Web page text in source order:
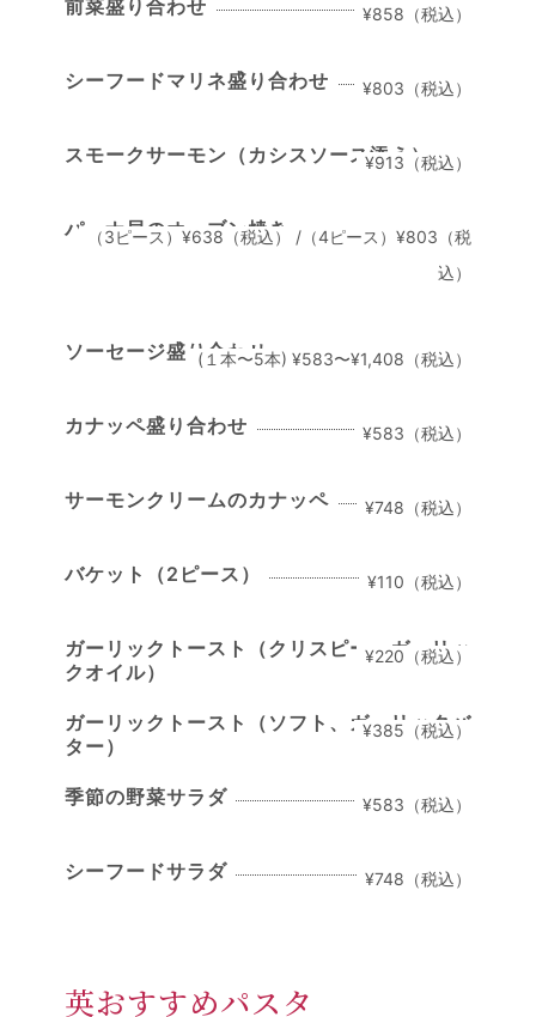
前菜盛り合わせ
¥858（税込）
シーフードマリネ盛り合わせ ¥803（税込）
スモークサーモン（カシスソース添え）
¥913（税込）
パーナ貝のオーブン焼き
（3ピース）¥638（税込） /（4ピース）¥803（税
込）
ソーセージ盛り合わせ(１本〜5本) ¥583〜¥1,408（税込）
カナッペ盛り合わせ ¥583（税込）
サーモンクリームのカナッペ ¥748（税込）
バケット（2ピース） ¥110（税込）
ガーリックトースト（クリスピー、ガーリッ
クオイル）
¥220（税込）
ガーリックトースト（ソフト、ガーリックバ
ター）
¥385（税込）
季節の野菜サラダ ¥583（税込）
シーフードサラダ ¥748（税込）
英おすすめパスタ